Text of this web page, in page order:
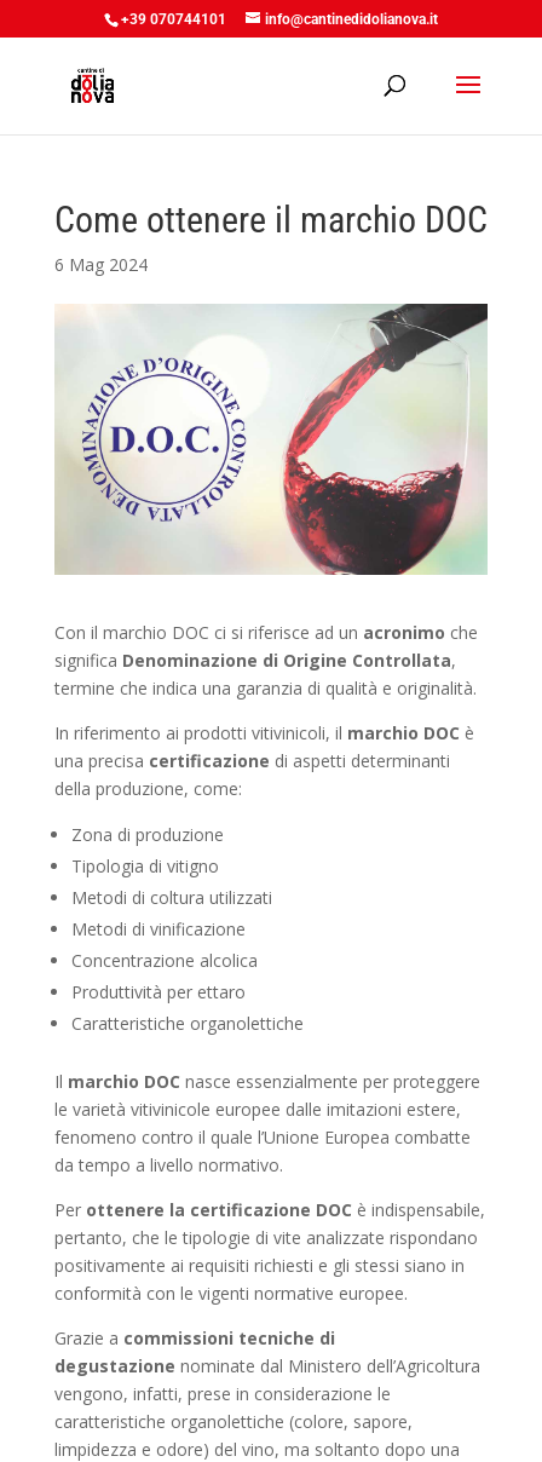
+39 070744101 info@cantinedidolianova.it
Come ottenere il marchio DOC
6 Mag 2024
Con il marchio DOC ci si riferisce ad un acronimo che
significa Denominazione di Origine Controllata,
termine che indica una garanzia di qualità e originalità.
In riferimento ai prodotti vitivinicoli, il marchio DOC è
una precisa certificazione di aspetti determinanti
della produzione, come:
Zona di produzione
Tipologia di vitigno
Metodi di coltura utilizzati
Metodi di vinificazione
Concentrazione alcolica
Produttività per ettaro
Caratteristiche organolettiche
Il marchio DOC nasce essenzialmente per proteggere
le varietà vitivinicole europee dalle imitazioni estere,
fenomeno contro il quale l’Unione Europea combatte
da tempo a livello normativo.
Per ottenere la certificazione DOC è indispensabile,
pertanto, che le tipologie di vite analizzate rispondano
positivamente ai requisiti richiesti e gli stessi siano in
conformità con le vigenti normative europee.
Grazie a commissioni tecniche di
degustazione nominate dal Ministero dell’Agricoltura
vengono, infatti, prese in considerazione le
caratteristiche organolettiche (colore, sapore,
limpidezza e odore) del vino, ma soltanto dopo una